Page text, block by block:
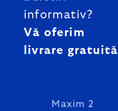
informativ?
Vă oferim
livrare gratuită
Maxim 2